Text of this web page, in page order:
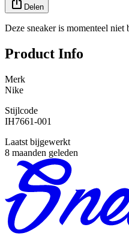
Delen
Deze sneaker is momenteel niet
Product Info
Merk
Nike
Stijlcode
IH7661-001
Laatst bijgewerkt
8 maanden geleden